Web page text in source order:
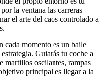
la ventana las carreras
el arte del caos controlado a
cada momento es un baile
Guiarás tu coche a
martillos oscilantes, rampas
principal es llegar a la